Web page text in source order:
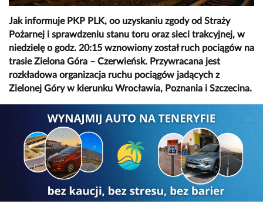
Jak informuje PKP PLK, oo uzyskaniu zgody od Straży
Pożarnej i sprawdzeniu stanu toru oraz sieci trakcyjnej, w
niedzielę o godz. 20:15 wznowiony został ruch pociągów na
trasie Zielona Góra – Czerwieńsk. Przywracana jest
rozkładowa organizacja ruchu pociągów jadących z
Zielonej Góry w kierunku Wrocławia, Poznania i Szczecina.